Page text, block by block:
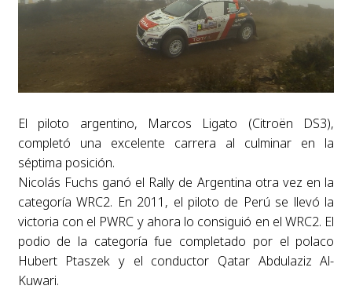
El piloto argentino, Marcos Ligato (Citroën DS3),
completó una excelente carrera al culminar en la
séptima posición.
Nicolás Fuchs ganó el Rally de Argentina otra vez en la
categoría WRC2. En 2011, el piloto de Perú se llevó la
victoria con el PWRC y ahora lo consiguió en el WRC2. El
podio de la categoría fue completado por el polaco
Hubert Ptaszek y el conductor Qatar Abdulaziz Al-
Kuwari.